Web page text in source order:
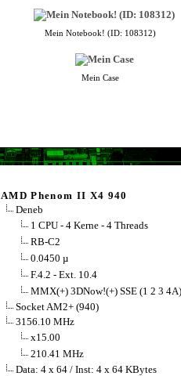
Mein Notebook! (ID: 108312)
Mein Case
AMD Phenom II X4 940
Deneb
1 CPU - 4 Kerne - 4 Threads
RB-C2
0.0450 µ
F.4.2 - Ext. 10.4
MMX(+) 3DNow!(+) SSE (1 2 3
Socket AM2+ (940)
3156.10 MHz
x15.00
210.41 MHz
Data: 4 x 64 / Inst: 4 x 64 KBytes